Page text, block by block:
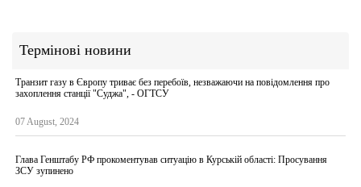
Термінові новини
Транзит газу в Європу триває без перебоїв, незважаючи на повідомлення про
захоплення станції "Суджа", - ОГТСУ
07 August, 2024
Глава Генштабу РФ прокоментував ситуацію в Курській області: Просування
ЗСУ зупинено